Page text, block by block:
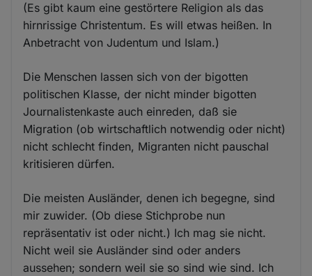
(Es gibt kaum eine gestörtere Religion als das
hirnrissige Christentum. Es will etwas heißen. In
Anbetracht von Judentum und Islam.)
Die Menschen lassen sich von der bigotten
politischen Klasse, der nicht minder bigotten
Journalistenkaste auch einreden, daß sie
Migration (ob wirtschaftlich notwendig oder nicht)
nicht schlecht finden, Migranten nicht pauschal
kritisieren dürfen.
Die meisten Ausländer, denen ich begegne, sind
mir zuwider. (Ob diese Stichprobe nun
repräsentativ ist oder nicht.) Ich mag sie nicht.
Nicht weil sie Ausländer sind oder anders
aussehen; sondern weil sie so sind wie sind. Ich